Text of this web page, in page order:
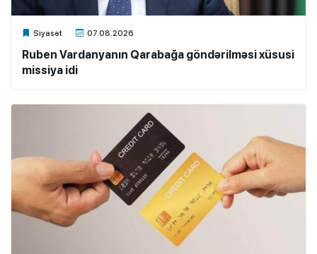
Siyasət 07.08.2026
Xalq.Online
Ruben Vardanyanın Qarabağa göndərilməsi xüsusi
missiya idi